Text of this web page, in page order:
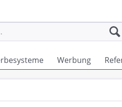
Werbung